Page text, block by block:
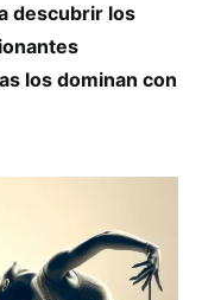
descubrir los
los dominan con